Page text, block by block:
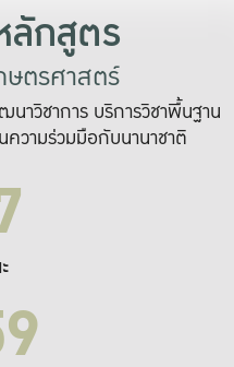
กสูตร
ษตรศาสตร์
วิชาการ บริการวิชาพื้นฐาน
ความร่วมมือกับนานาชาติ